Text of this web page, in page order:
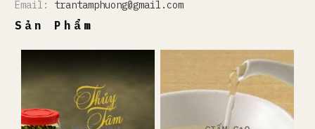
Email: trantamphuong@gmail.com
Sản Phẩm